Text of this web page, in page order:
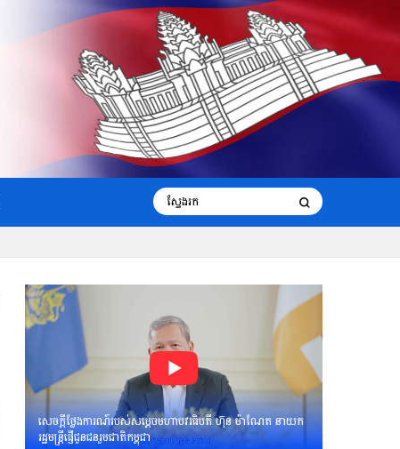
សេចក្តីថ្លែងការណ៍របស់សម្តេចមហាបវរធិបតី ហ៊ុន ម៉ាណែត នាយក
រដ្ឋមន្រ្តីផ្ញើជូនជនរួមជាតិកម្ពុជា